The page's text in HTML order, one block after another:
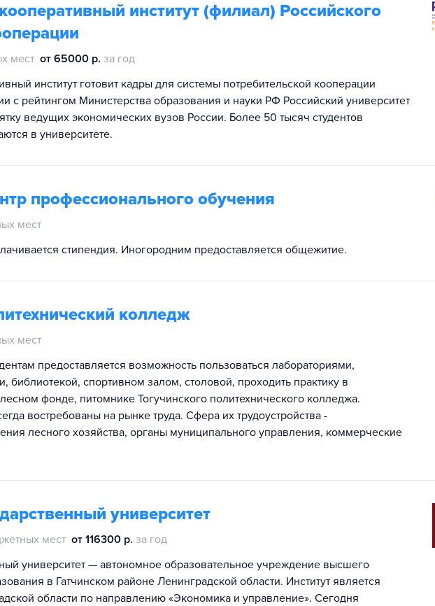
институт (филиал) Российского
мест от 65000 р. за год
институт готовит кадры для системы потребительской кооперации
с рейтингом Министерства образования и науки РФ Российский университет
ведущих экономических вузов России. Более 50 тысяч студентов
в университете.
профессионального обучения
мест
стипендия. Иногородним предоставляется общежитие.
колледж
мест
предоставляется возможность пользоваться лабораториями,
библиотекой, спортивном залом, столовой, проходить практику в
фонде, питомнике Тогучинского политехнического колледжа.
востребованы на рынке труда. Сфера их трудоустройства -
лесного хозяйства, органы муниципального управления, коммерческие
университет
мест от 116300 р. за год
университет — автономное образовательное учреждение высшего
в Гатчинском районе Ленинградской области. Институт является
области по направлению «Экономика и управление». Сегодня